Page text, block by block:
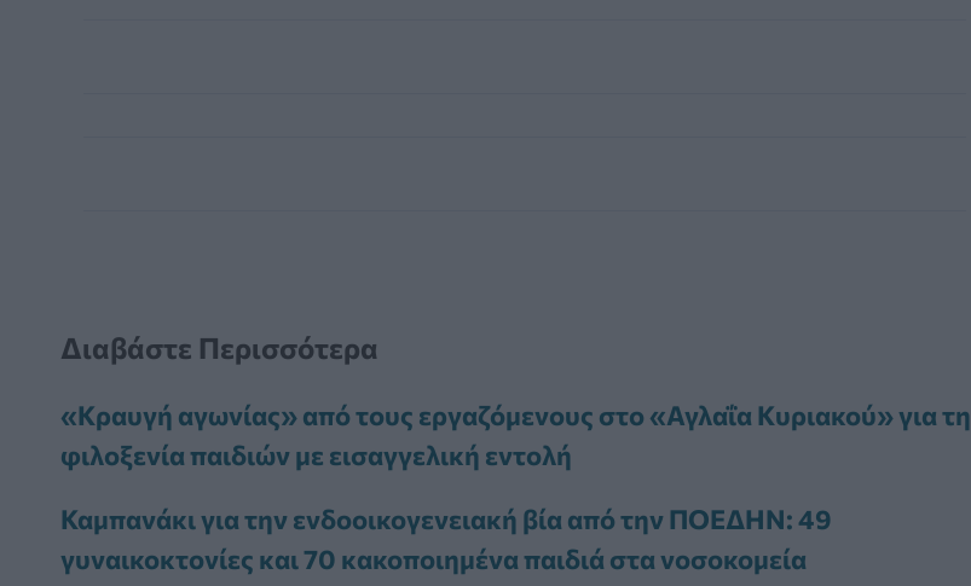
Διαβάστε Περισσότερα
«Κραυγή αγωνίας» από τους εργαζόμενους στο «Αγλαΐα Κυριακού» για τη
φιλοξενία παιδιών με εισαγγελική εντολή
Καμπανάκι για την ενδοοικογενειακή βία από την ΠΟΕΔΗΝ: 49
γυναικοκτονίες και 70 κακοποιημένα παιδιά στα νοσοκομεία